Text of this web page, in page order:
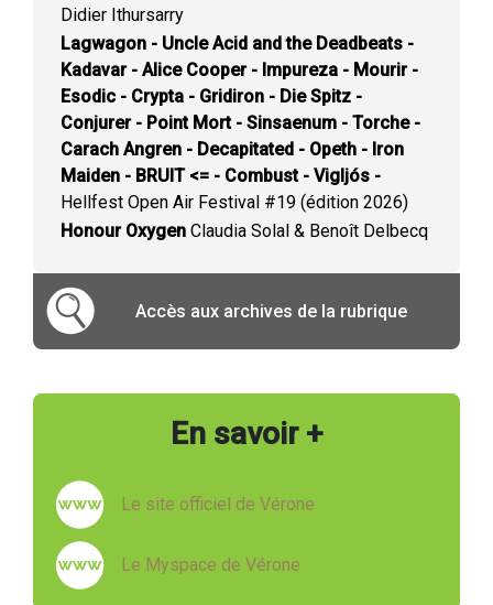
Didier Ithursarry
Lagwagon - Uncle Acid and the Deadbeats -
Kadavar - Alice Cooper - Impureza - Mourir -
Esodic - Crypta - Gridiron - Die Spitz -
Conjurer - Point Mort - Sinsaenum - Torche -
Carach Angren - Decapitated - Opeth - Iron
Maiden - BRUIT <= - Combust - Vigljós -
Hellfest Open Air Festival #19 (édition 2026)
Honour Oxygen Claudia Solal & Benoît Delbecq
Accès aux archives de la rubrique
En savoir +
Le site officiel de Vérone
Le Myspace de Vérone